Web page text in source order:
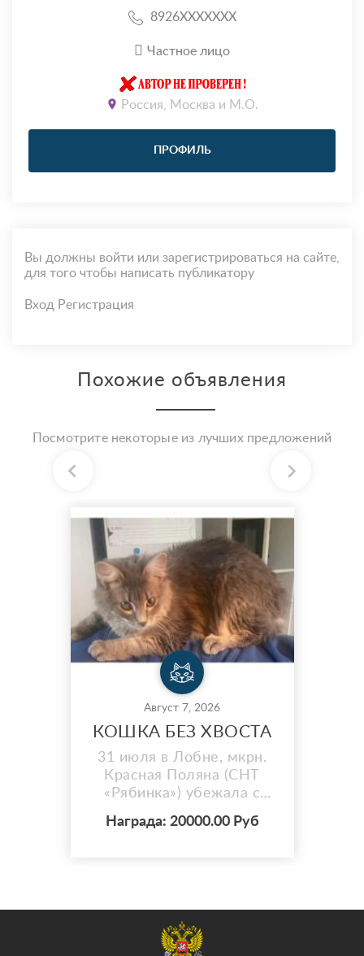
8926XXXXXXX
Частное лицо
Россия, Москва и М.О.
ПРОФИЛЬ
Вы должны войти или зарегистрироваться на сайте,
для того чтобы написать публикатору
Вход Регистрация
Похожие объявления
Посмотрите некоторые из лучших предложений
Август 7, 2026
КОШКА БЕЗ ХВОСТА
31 июля в Лобне, мкрн.
Красная Поляна (СНТ
«Рябинка») убежала с
Соня. ОСОБЫЕ
на зрачках- следствие
болезни в детстве ).
Награда: 20000.00 Руб